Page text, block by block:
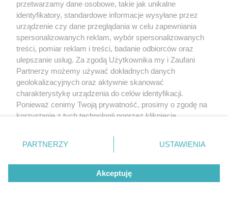
przetwarzamy dane osobowe, takie jak unikalne
identyfikatory, standardowe informacje wysyłane przez
urządzenie czy dane przeglądania w celu zapewniania
spersonalizowanych reklam, wybór spersonalizowanych
treści, pomiar reklam i treści, badanie odbiorców oraz
ulepszanie usług. Za zgodą Użytkownika my i Zaufani
Partnerzy możemy używać dokładnych danych
geolokalizacyjnych oraz aktywnie skanować
charakterystykę urządzenia do celów identyfikacji.
Ponieważ cenimy Twoją prywatność, prosimy o zgodę na
korzystanie z tych technologii poprzez kliknięcie
zmienić/wycofać klikając przycisk ustawień prywatności
znajdujący się w lewym dolnym rogu strony
rodzaje przetwarzania danych nie wymagają zgody
użytkownika, ale masz prawo sprzeciwić się takiemu
przetwarzaniu. Preferencje będą miały zastosowanie tylko
PARTNERZY USTAWIENIA
Akceptuję